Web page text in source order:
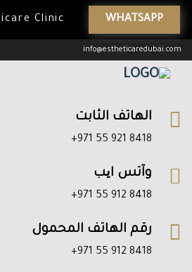
Clinic WHATSAPP
info@estheticaredubai.com
الهاتف الثابت
8418 921 55 971+
وآتس ایب
8418 912 55 971+
رقم الهاتف المحمول
8418 912 55 971+